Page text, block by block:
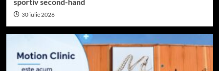
30 iulie 2026